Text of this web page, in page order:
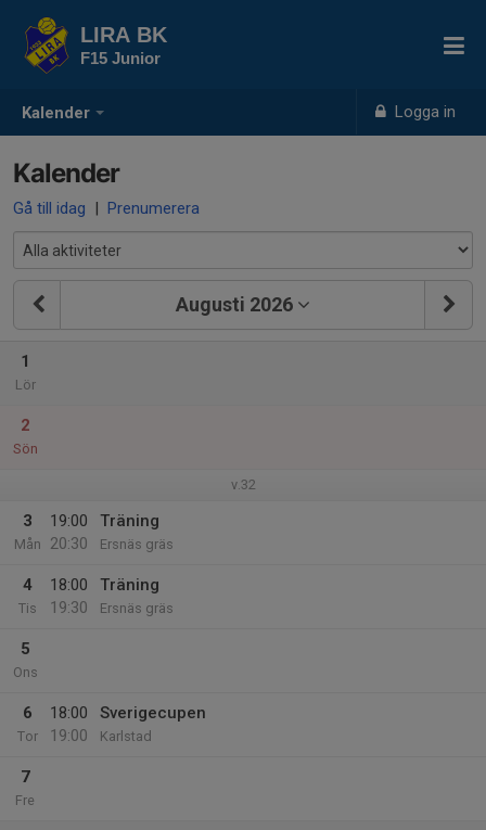
Kalender Logga in
LIRA BK
F15 Junior
Kalender
Gå till idag | Prenumerera
Augusti 2026
1
Lör
2
Sön
v.32
3
Mån
19:00
20:30
Träning
Ersnäs gräs
4
Tis
18:00
19:30
Träning
Ersnäs gräs
5
Ons
6
Tor
18:00
19:00
Sverigecupen
Karlstad
7
Fre